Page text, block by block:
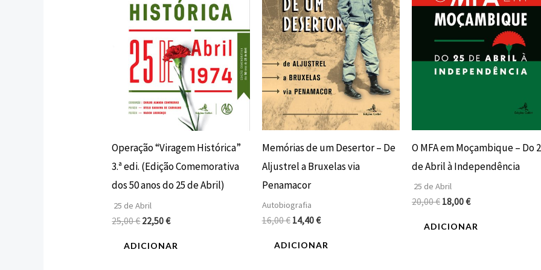
Operação “Viragem Histórica”
3.ª edi. (Edição Comemorativa
dos 50 anos do 25 de Abril)
25 de Abril
25,00€22,50€
ADICIONAR
Memórias de um Desertor – De
Aljustrel a Bruxelas via
Penamacor
Autobiografia
16,00€ 14,40€
ADICIONAR
O MFA em Moçambique – Do
de Abril à Independência
25 de Abril
20,00€ 18,00€
ADICIONAR